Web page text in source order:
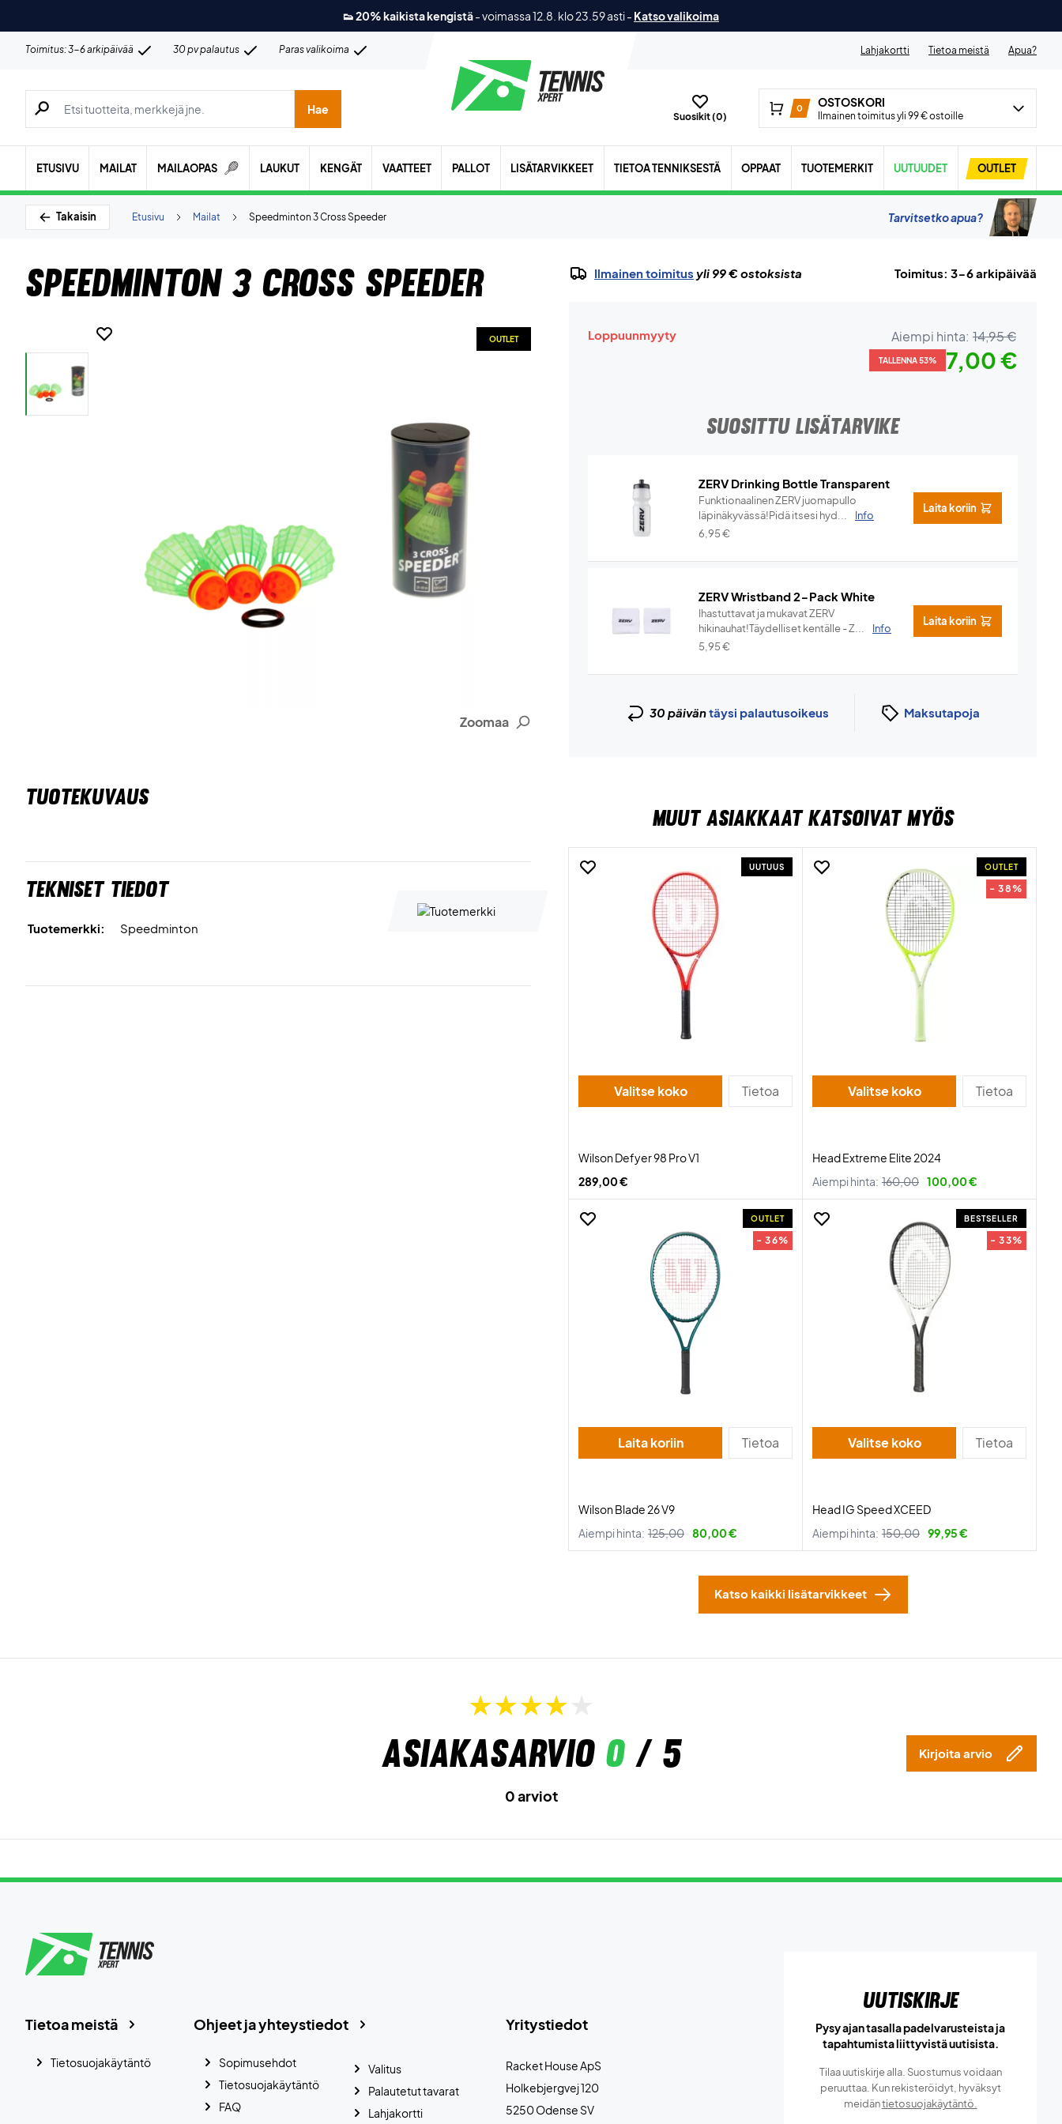
👟 20% kaikista kengistä-voimassa 12.8. klo 23.59 asti- Katso valikoima
Toimitus: 3-6 arkipäivää 30 pv palautus Paras valikoima Lahjakortti Tietoa meistä Apua?
Hae tuotteita, merkkejä jne.
Hae
Suosikit (0)
0 OSTOSKORI
Ilmainen toimitus yli 99 € ostoille
ETUSIVU MAILAT MAILAOPAS LAUKUT KENGÄT VAATTEET PALLOT LISÄTARVIKKEET TIETOA TENNIKSESTÄ OPPAAT TUOTEMERKIT UUTUUDET OUTLET
Takaisin Speedminton 3 Cross Speeder
Mailat
Etusivu Tarvitsetko apua?
Speedminton 3 Cross Speeder
Zoomaa
OUTLET
TUOTEKUVAUS
Tekniset tiedot
Tuotemerkki: Speedminton
Ilmainen toimitus yli 99 € ostoksista Toimitus: 3-6 arkipäivää
Loppuunmyyty Aiempi hinta: 14,95 €
TALLENNA 53% 7,00 €
SUOSITTU LISÄTARVIKE
ZERV Drinking Bottle Transparent
Funktionaalinen ZERV juomapullo
läpinäkyvässä!Pidä itsesi hyd...
Info
6,95€
Laita koriin
ZERV Wristband 2-Pack White
Ihastuttavat ja mukavat ZERV
hikinauhat!Täydelliset kentälle - Z...
Info
5,95€
Laita koriin
30 päiväntäysi palautusoikeus Maksutapoja
MUUT ASIAKKAAT KATSOIVAT MYÖS
UUTUUS
Valitse koko Tietoa
Wilson Defyer 98 Pro V1
289,00 €
OUTLET
- 38%
Valitse koko Tietoa
Head Extreme Elite 2024
Aiempi hinta: 160,00 100,00 €
OUTLET
- 36%
Laita koriin Tietoa
Wilson Blade 26 V9
Aiempi hinta: 125,00 80,00 €
BESTSELLER
- 33%
Valitse koko Tietoa
Head IG Speed XCEED
Aiempi hinta: 150,00 99,95 €
Katso kaikki lisätarvikkeet
Asiakasarvio 0/ 5 Kirjoita arvio
0 arviot
Yritystiedot
Racket House ApS
Holkebjergvej 120
5250 Odense SV
Ohjeet ja yhteystiedot
Sopimusehdot
Tietosuojakäytäntö
FAQ
Valitus
Palautetut tavarat
Lahjakortti
Tietoa meistä
Tietosuojakäytäntö
Uutiskirje
Pysy ajan tasalla padelvarusteista ja
tapahtumista liittyvistä uutisista.
Tilaa uutiskirje alla. Suostumus voidaan
peruuttaa. Kun rekisteröidyt, hyväksyt
meidäntietosuojakäytäntö.